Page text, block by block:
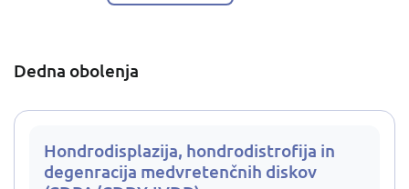
Dedna obolenja
Hondrodisplazija, hondrodistrofija in
degenracija medvretenčnih diskov